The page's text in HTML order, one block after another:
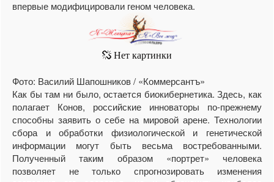
впервые модифицировали геном человека.
Фото: Василий Шапошников / «Коммерсантъ»
Как бы там ни было, остается биокибернетика. Здесь, как
полагает Конов, российские инноваторы по-прежнему
способны заявить о себе на мировой арене. Технологии
сбора и обработки физиологической и генетической
информации могут быть весьма востребованными.
Полученный таким образом «портрет» человека
позволяет не только спрогнозировать изменения